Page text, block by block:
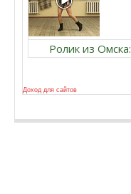
Ролик из
Доход для сайтов